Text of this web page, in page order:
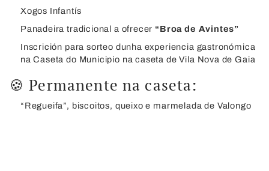
Xogos Infantís
Panadeira tradicional a ofrecer “Broa de Avintes”
Inscrición para sorteo dunha experiencia gastronómica
na Caseta do Municipio na caseta de Vila Nova de Gaia
🍪 Permanente na caseta:
“Regueifa”, biscoitos, queixo e marmelada de Valongo